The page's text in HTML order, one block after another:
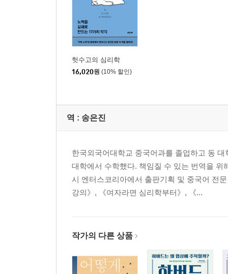
헛수고의 심리학
16,020원 (10% 할인)
역 : 송은진
한국외국어대학교 중국어과를 졸업하고 동
대학에서 수학했다. 책임질 수 있는 번역을
시 엔터스코리아에서 출판기획 및 중국어 전
강의》, 《여자라면 심리학부터》, 《...
작가의 다른 상품